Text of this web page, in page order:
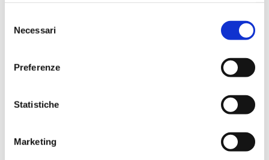
delNecessari
Preferenze
Statistiche
Marketing
Un'arte casearia dalle radici profonde
LA NOSTRA AZIENDA